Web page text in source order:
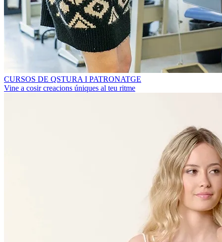
CURSOS DE QSTURA I PATRONATGE
Vine a cosir creacions úniques al teu ritme